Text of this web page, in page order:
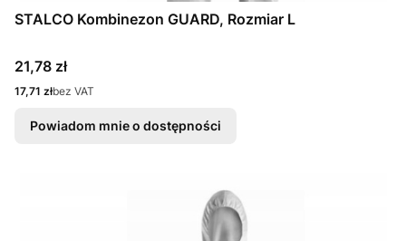
STALCO Kombinezon GUARD, Rozmiar L
Cena
21,78 zł
Cena
17,71 złbez VAT
Powiadom mnie o dostępności